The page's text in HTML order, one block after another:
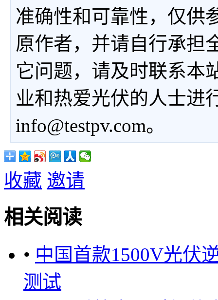
准确性和可靠性，仅供
原作者，并请自行承担
它问题，请及时联系本
业和热爱光伏的人士进
info@testpv.com。
收藏 邀请
相关阅读
• 中国首款1500V光伏
测试